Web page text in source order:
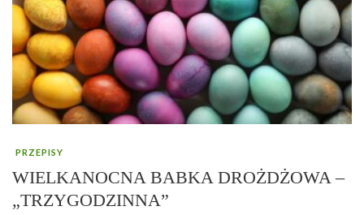
PRZEPISY
WIELKANOCNA BABKA DROŻDŻOWA –
„TRZYGODZINNA”